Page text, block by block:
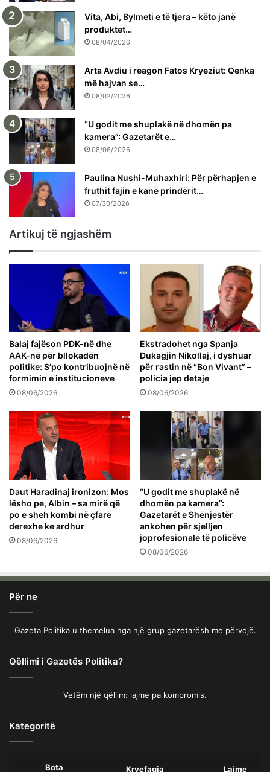
Vita, Abi, Bylmeti e të tjera – këto janë
produktet…
08/04/2026
Arta Avdiu i reagon Fatos Kryeziut: Qenka
më hajvan se…
08/02/2026
“U godit me shuplakë në dhomën pa
kamera”: Gazetarët e…
08/06/2026
Paulina Nushi-Muhaxhiri: Për përhapjen e
fruthit fajin e kanë prindërit…
07/30/2026
Artikuj të ngjashëm
Balaj fajëson PDK-në dhe
AAK-në për bllokadën
politike: S’po kontribuojnë në
formimin e institucioneve
08/06/2026
Ekstradohet nga Spanja
Dukagjin Nikollaj, i dyshuar
për rastin në “Bon Vivant” –
policia jep detaje
08/06/2026
Daut Haradinaj ironizon: Mos
lësho pe, Albin – sa mirë që
po e sheh kombi në çfarë
derexhe ke ardhur
08/06/2026
“U godit me shuplakë në
dhomën pa kamera”:
Gazetarët e Shënjestër
ankohen për sjelljen
joprofesionale të policëve
08/06/2026
Për ne
Gazeta Politika u themelua nga një grup gazetarësh me përvojë.
Qëllimi i Gazetës Politika?
Vetëm një qëllim: lajme pa kompromis.
Kategoritë
Bota Kryefaqja Lajme